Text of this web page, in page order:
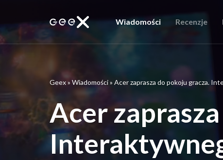
Wiadomości Recenzje
Geex» Wiadomości» Acer zaprasza do pokoju gracza.
Acer